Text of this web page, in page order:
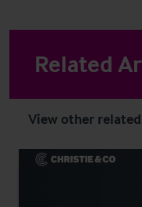
Related
View other